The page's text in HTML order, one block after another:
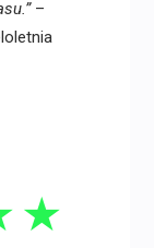
–
★